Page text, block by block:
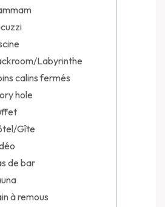
Labyrinthe
calins fermés
hole
Gîte
de bar
à remous